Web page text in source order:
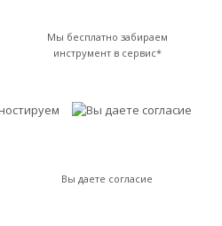
Мы бесплатно забираем
инструмент в сервис*
Вы даете согласие